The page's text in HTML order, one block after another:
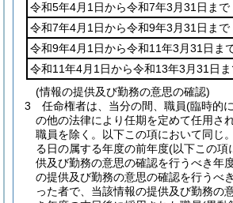
令和5年4月1日から令和7年3月31日まで
令和7年4月1日から令和9年3月31日まで
令和9年4月1日から令和11年3月31日ま
令和11年4月1日から令和13年3月31日
(情報の提供及び勤務の意思の確認)
3
任命権者は、当分の間、職員(臨時的
の他の法律により任期を定めて任用さ
職員を除く。以下この項において同じ
る日の属する年度の前年度(以下この項
供及び勤務の意思の確認を行うべき年
の提供及び勤務の意思の確認を行うべ
った者で、当該情報の提供及び勤務の